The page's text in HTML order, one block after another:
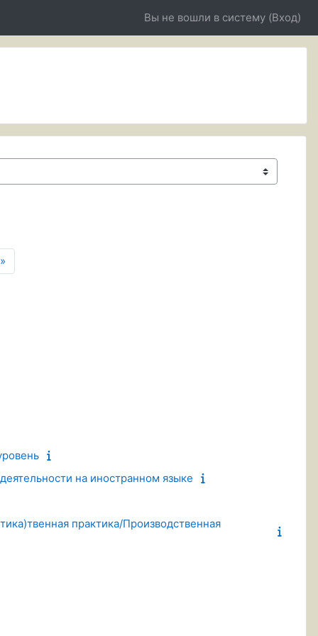
Вы не вошли в систему (Вход)
5 6
»
на иностранном языке
практика/Производственная